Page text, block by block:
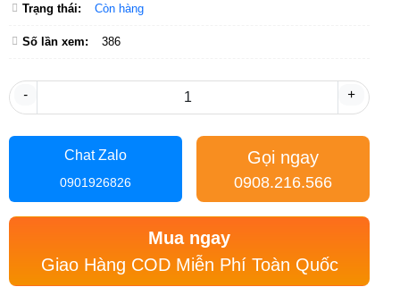
Trạng thái: Còn hàng
Số lần xem: 386
- +
Chat Zalo
0901926826
Gọi ngay
0908.216.566
Mua ngay
Giao Hàng COD Miễn Phí Toàn Quốc